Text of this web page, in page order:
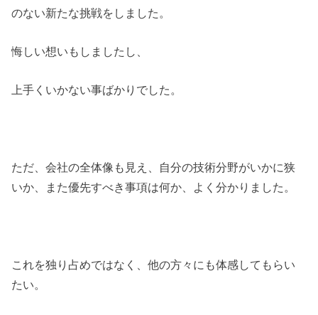
のない新たな挑戦をしました。
悔しい想いもしましたし、
上手くいかない事ばかりでした。
ただ、会社の全体像も見え、自分の技術分野がいかに狭
いか、また優先すべき事項は何か、よく分かりました。
これを独り占めではなく、他の方々にも体感してもらい
たい。